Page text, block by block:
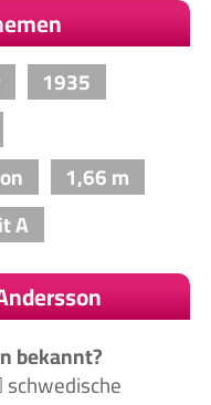
1935
1,66 m
A
bekannt?
schwedische